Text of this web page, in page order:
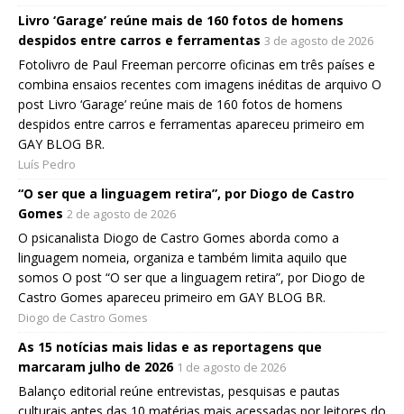
Livro ‘Garage’ reúne mais de 160 fotos de homens
despidos entre carros e ferramentas 3 de agosto de 2026
Fotolivro de Paul Freeman percorre oficinas em três países e
combina ensaios recentes com imagens inéditas de arquivo O
post Livro ‘Garage’ reúne mais de 160 fotos de homens
despidos entre carros e ferramentas apareceu primeiro em
GAY BLOG BR.
Luís Pedro
“O ser que a linguagem retira”, por Diogo de Castro
Gomes 2 de agosto de 2026
O psicanalista Diogo de Castro Gomes aborda como a
linguagem nomeia, organiza e também limita aquilo que
somos O post “O ser que a linguagem retira”, por Diogo de
Castro Gomes apareceu primeiro em GAY BLOG BR.
Diogo de Castro Gomes
As 15 notícias mais lidas e as reportagens que
marcaram julho de 2026 1 de agosto de 2026
Balanço editorial reúne entrevistas, pesquisas e pautas
culturais antes das 10 matérias mais acessadas por leitores do